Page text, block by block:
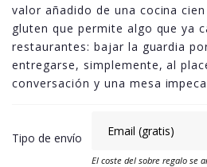
valor añadido de una cocina
gluten que permite algo que ya
restaurantes: bajar la guardia
entregarse, simplemente, al
conversación y una mesa
Tipo de envío
El coste del sobre regalo se